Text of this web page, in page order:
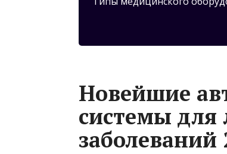
Новейшие
системы для
заболеваний